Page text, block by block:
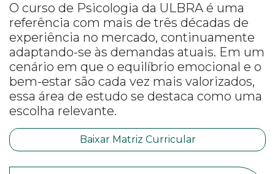
O curso de Psicologia da ULBRA é uma
referência com mais de três décadas de
experiência no mercado, continuamente
adaptando-se às demandas atuais. Em um
cenário em que o equilíbrio emocional e o
bem-estar são cada vez mais valorizados,
essa área de estudo se destaca como uma
escolha relevante.
Baixar Matriz Curricular